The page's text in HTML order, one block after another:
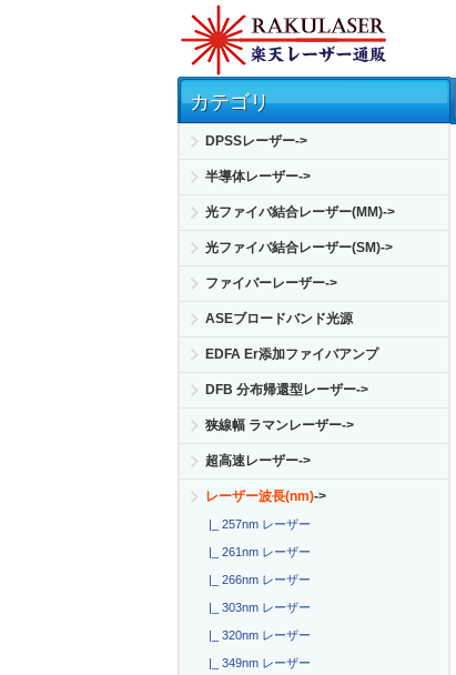
カテゴリ
DPSSレーザー->
半導体レーザー->
光ファイバ結合レーザー(MM)->
光ファイバ結合レーザー(SM)->
ファイバーレーザー->
ASEブロードバンド光源
EDFA Er添加ファイバアンプ
DFB 分布帰還型レーザー->
狭線幅 ラマンレーザー->
超高速レーザー->
レーザー波長(nm)->
|_ 257nm レーザー
|_ 261nm レーザー
|_ 266nm レーザー
|_ 303nm レーザー
|_ 320nm レーザー
|_ 349nm レーザー